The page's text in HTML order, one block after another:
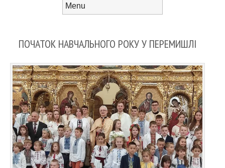
ПОЧАТОК НАВЧАЛЬНОГО РОКУ У ПЕРЕМИШЛІ